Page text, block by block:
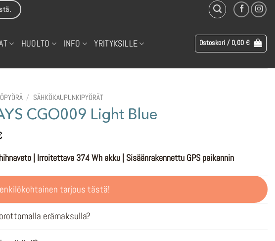
HUOLTO INFO YRITYKSILLE Ostoskori / 0,00 €
/ SÄHKÖKAUPUNKIPYÖRÄT
CGO009 Light Blue
| Irroitettava 374 Wh akku | Sisäänrakennettu GPS paikannin
tarjous tästä!
erämaksulla?